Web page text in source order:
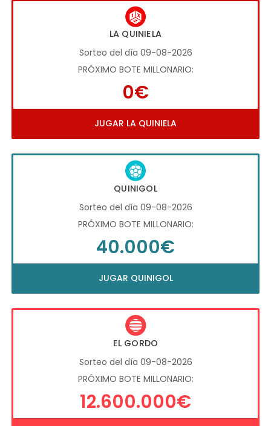
LA QUINIELA
Sorteo del día 09-08-2026
PRÓXIMO BOTE MILLONARIO:
0€
JUGAR LA QUINIELA
QUINIGOL
Sorteo del día 09-08-2026
PRÓXIMO BOTE MILLONARIO:
40.000€
JUGAR QUINIGOL
EL GORDO
Sorteo del día 09-08-2026
PRÓXIMO BOTE MILLONARIO:
12.600.000€